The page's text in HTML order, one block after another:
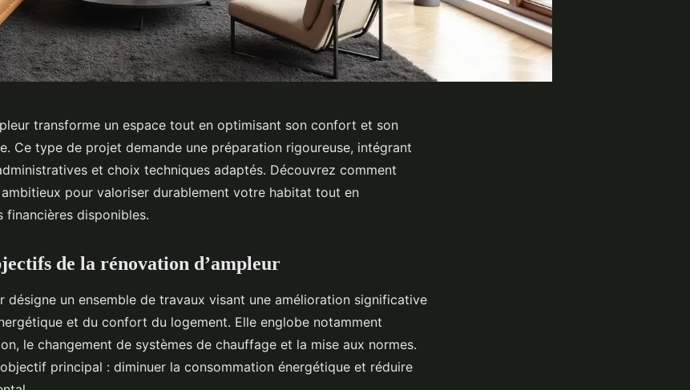
transforme un espace tout en optimisant son confort et son
Ce type de projet demande une préparation rigoureuse, intégrant
et choix techniques adaptés. Découvrez comment
pour valoriser durablement votre habitat tout en
financières disponibles.
de la rénovation d’ampleur
désigne un ensemble de travaux visant une amélioration significative
et du confort du logement. Elle englobe notamment
le changement de systèmes de chauffage et la mise aux normes.
principal : diminuer la consommation énergétique et réduire